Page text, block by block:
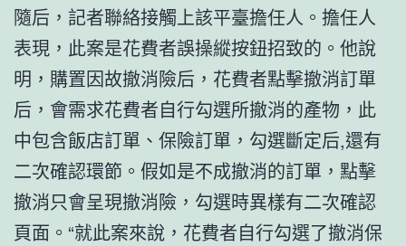
隨后，記者聯絡接觸上該平臺擔任人。擔任人
表現，此案是花費者誤操縱按鈕招致的。他說
明，購置因故撤消險后，花費者點擊撤消訂單
后，會需求花費者自行勾選所撤消的產物，此
中包含飯店訂單、保險訂單，勾選斷定后,還有
二次確認環節。假如是不成撤消的訂單，點擊
撤消只會呈現撤消險，勾選時異樣有二次確認
頁面。“就此案來說，花費者自行勾選了撤消保